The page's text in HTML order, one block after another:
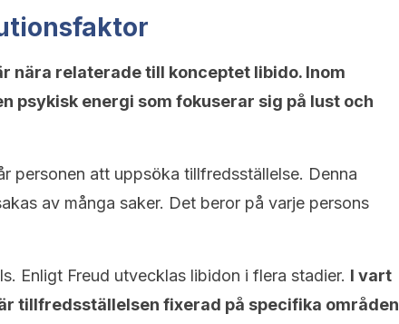
nära relaterade till konceptet libido. Inom
psykisk energi som fokuserar sig på lust och
personen att uppsöka tillfredsställelse. Denna
av många saker. Det beror på varje persons
Enligt Freud utvecklas libidon i flera stadier. I vart
tillfredsställelsen fixerad på specifika områden